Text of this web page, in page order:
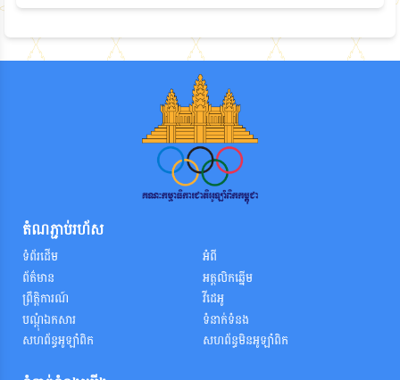
តំណភ្ជាប់រហ័ស
ទំព័រដើម
អំពី
ព័ត៌មាន
អត្តលិកឆ្នើម
ព្រឹត្តិការណ៍
វីដេអូ
បណ្តុំឯកសារ
ទំនាក់ទំនង
សហព័ន្ធអូឡាំពិក
សហព័ន្ធមិនអូឡាំពិក